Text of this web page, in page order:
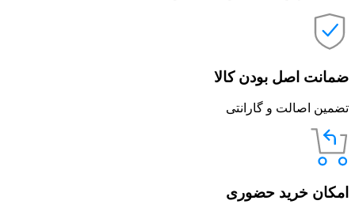
ضمانت اصل بودن کالا
تضمین اصالت و گارانتی
امکان خرید حضوری